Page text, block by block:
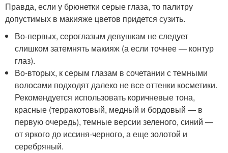
Правда, если у брюнетки серые глаза, то палитру
допустимых в макияже цветов придется сузить.
Во-первых, сероглазым девушкам не следует
слишком затемнять макияж (а если точнее — контур
глаз).
Во-вторых, к серым глазам в сочетании с темными
волосами подходят далеко не все оттенки косметики.
Рекомендуется использовать коричневые тона,
красные (терракотовый, медный и бордовый — в
первую очередь), темные версии зеленого, синий —
от яркого до иссиня-черного, а еще золотой и
серебряный.